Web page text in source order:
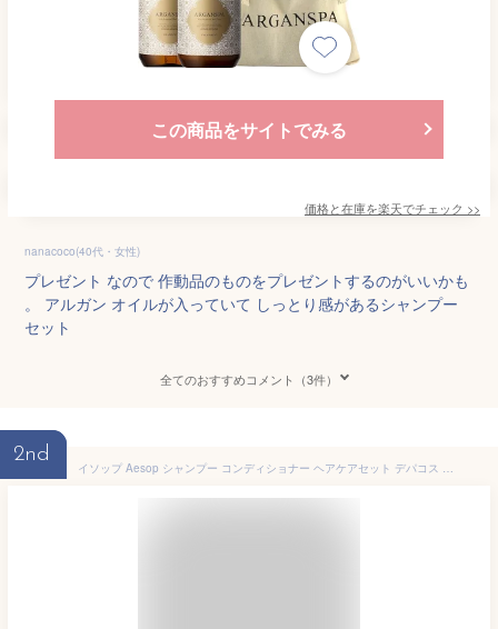
この商品をサイトでみる
価格と在庫を楽天でチェック >>
nanacoco(40代・女性)
プレゼント なので 作動品のものをプレゼントするのがいいかも
。 アルガン オイルが入っていて しっとり感があるシャンプー
セット
全てのおすすめコメント（3件）
2nd
イソップ Aesop シャンプー コンディショナー ヘアケアセット デパコス 女友達 誕生日 ギフトセット 【公式巾着＆BOX付き】 喜ばれるギフト 2026 香り バレンタイン ホワイトデー